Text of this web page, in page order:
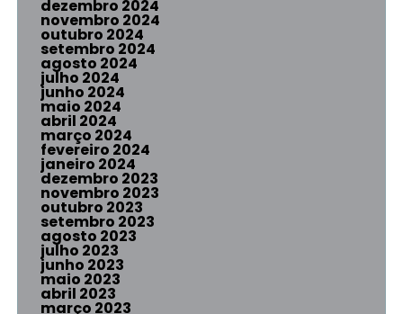
dezembro 2024
novembro 2024
outubro 2024
setembro 2024
agosto 2024
julho 2024
junho 2024
maio 2024
abril 2024
março 2024
fevereiro 2024
janeiro 2024
dezembro 2023
novembro 2023
outubro 2023
setembro 2023
agosto 2023
julho 2023
junho 2023
maio 2023
abril 2023
março 2023